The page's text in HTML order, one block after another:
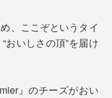
、ここぞというタイ
おいしさの頂”を届け
』のチーズがおい